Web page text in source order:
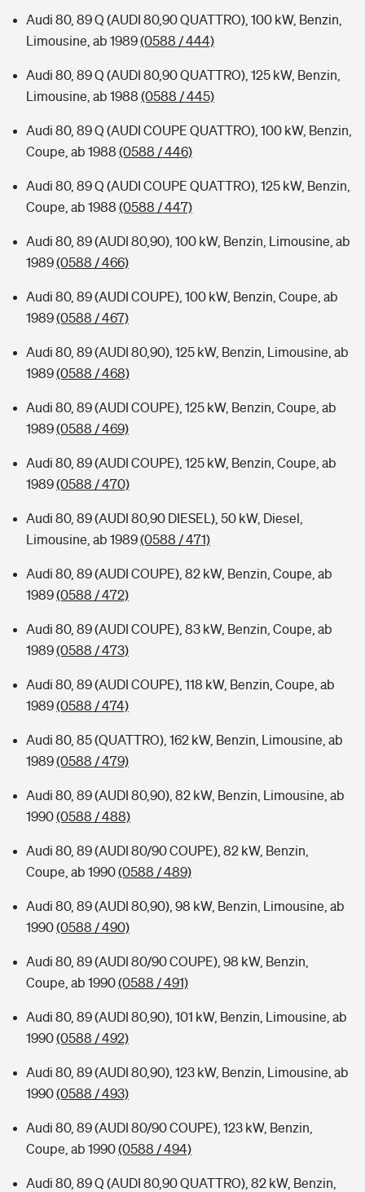
Audi 80, 89 Q (AUDI 80,90 QUATTRO), 100 kW, Benzin,
Limousine, ab 1989(0588 / 444)
Audi 80, 89 Q (AUDI 80,90 QUATTRO), 125 kW, Benzin,
Limousine, ab 1988 (0588 / 445)
Audi 80, 89 Q (AUDI COUPE QUATTRO), 100 kW, Benzin,
Coupe, ab 1988 (0588 / 446)
Audi 80, 89 Q (AUDI COUPE QUATTRO), 125 kW, Benzin,
Coupe, ab 1988 (0588 / 447)
Audi 80, 89 (AUDI 80,90), 100 kW, Benzin, Limousine, ab
1989(0588 / 466)
Audi 80, 89 (AUDI COUPE), 100 kW, Benzin, Coupe, ab
1989(0588 / 467)
Audi 80, 89 (AUDI 80,90), 125 kW, Benzin, Limousine, ab
1989(0588 / 468)
Audi 80, 89 (AUDI COUPE), 125 kW, Benzin, Coupe, ab
1989(0588 / 469)
Audi 80, 89 (AUDI COUPE), 125 kW, Benzin, Coupe, ab
1989(0588 / 470)
Audi 80, 89 (AUDI 80,90 DIESEL), 50 kW, Diesel,
Limousine, ab 1989(0588 / 471)
Audi 80, 89 (AUDI COUPE), 82 kW, Benzin, Coupe, ab
1989(0588 / 472)
Audi 80, 89 (AUDI COUPE), 83 kW, Benzin, Coupe, ab
1989(0588 / 473)
Audi 80, 89 (AUDI COUPE), 118 kW, Benzin, Coupe, ab
1989(0588 / 474)
Audi 80, 85 (QUATTRO), 162 kW, Benzin, Limousine, ab
1989(0588 / 479)
Audi 80, 89 (AUDI 80,90), 82 kW, Benzin, Limousine, ab
1990(0588 / 488)
Audi 80, 89 (AUDI 80/90 COUPE), 82 kW, Benzin,
Coupe, ab 1990(0588 / 489)
Audi 80, 89 (AUDI 80,90), 98 kW, Benzin, Limousine, ab
1990(0588 / 490)
Audi 80, 89 (AUDI 80/90 COUPE), 98 kW, Benzin,
Coupe, ab 1990(0588 / 491)
Audi 80, 89 (AUDI 80,90), 101 kW, Benzin, Limousine, ab
1990(0588 / 492)
Audi 80, 89 (AUDI 80,90), 123 kW, Benzin, Limousine, ab
1990(0588 / 493)
Audi 80, 89 (AUDI 80/90 COUPE), 123 kW, Benzin,
Coupe, ab 1990(0588 / 494)
Audi 80, 89 Q (AUDI 80,90 QUATTRO), 82 kW, Benzin,